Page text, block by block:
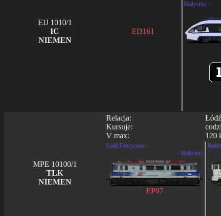
EIJ 1010/1
IC
NIEMEN
ED161
Białystok -
Relacja:
Kursuje:
V max:
120
MPE 10100/1
TLK
NIEMEN
Łódź Fabryczna -
- Białystok
EP07